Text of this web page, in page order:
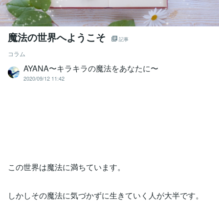
魔法の世界へようこそ 記事
コラム
AYANA〜キラキラの魔法をあなたに〜
2020/09/12 11:42
この世界は魔法に満ちています。
しかしその魔法に気づかずに生きていく人が大半です。